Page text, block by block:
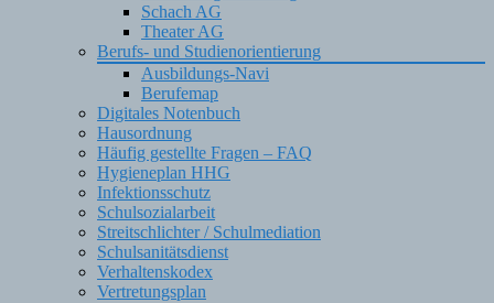
Schach AG
Theater AG
Berufs- und Studienorientierung
Ausbildungs-Navi
Berufemap
Digitales Notenbuch
Hausordnung
Häufig gestellte Fragen – FAQ
Hygieneplan HHG
Infektionsschutz
Schulsozialarbeit
Streitschlichter / Schulmediation
Schulsanitätsdienst
Verhaltenskodex
Vertretungsplan